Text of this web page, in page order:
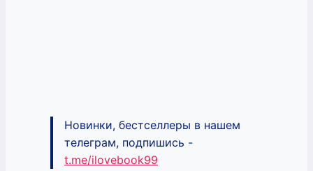
Новинки, бестселлеры в нашем
телеграм, подпишись -
t.me/ilovebook99